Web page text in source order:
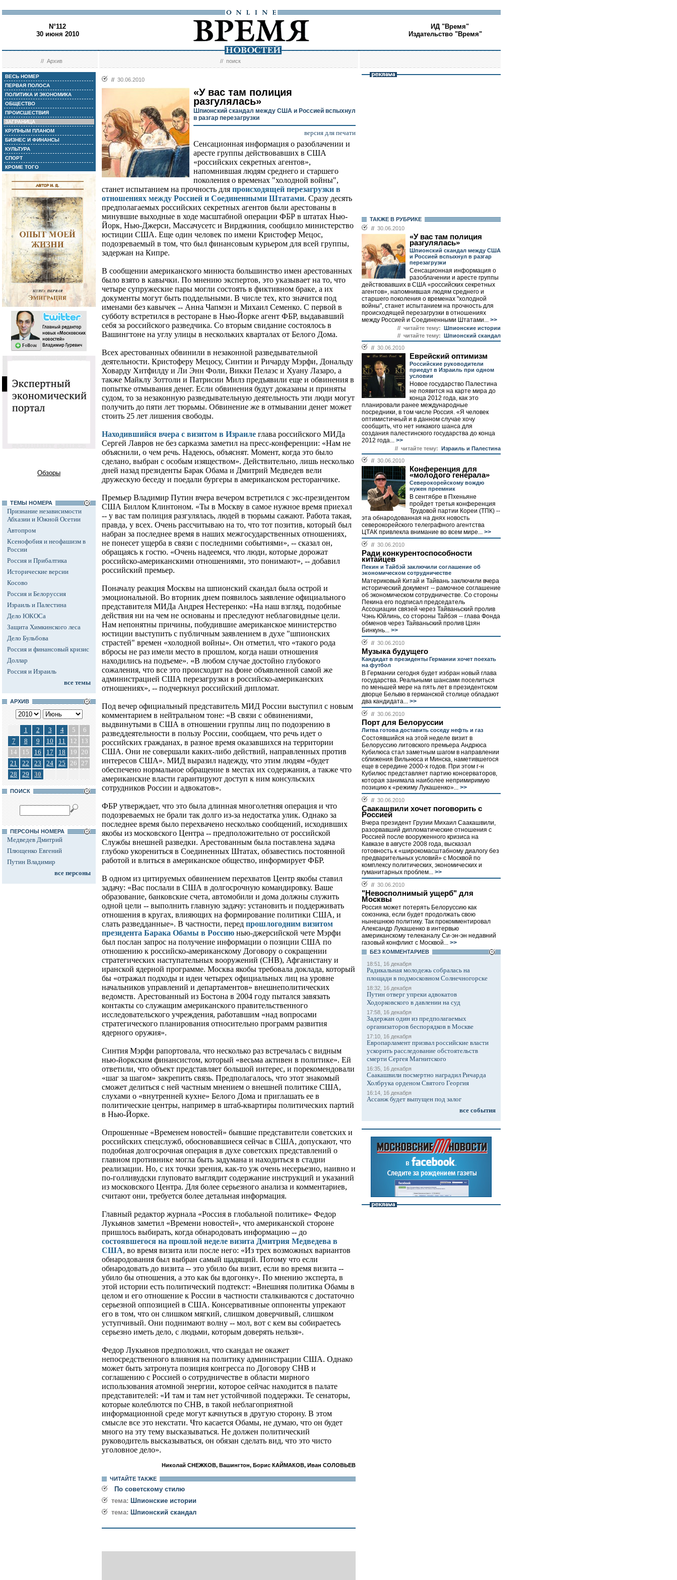
N°112
30 июня 2010
ИД "Время"
Издательство "Время"
//Архив //поиск
ВЕСЬ НОМЕР
ПЕРВАЯ ПОЛОСА
ПОЛИТИКА И ЭКОНОМИКА
ОБЩЕСТВО
ПРОИСШЕСТВИЯ
ЗАГРАНИЦА
КРУПНЫМ ПЛАНОМ
БИЗНЕС И ФИНАНСЫ
КУЛЬТУРА
СПОРТ
КРОМЕ ТОГО
Обзоры
ТЕМЫ НОМЕРА
Признание независимости
Абхазии и Южной Осетии
Автопром
Ксенофобия и неофашизм в
России
Россия и Прибалтика
Исторические версии
Косово
Россия и Белоруссия
Израиль и Палестина
Дело ЮКОСа
Защита Химкинского леса
Дело Бульбова
Россия и финансовый кризис
Доллар
Россия и Израиль
все темы
АРХИВ
1 2 3 4 5
6
7
8 9 10 11 12
13
14
15 16 17 18 19 20
21
22 23 24 25 26 27
28
29 30
ПОИСК
ПЕРСОНЫ НОМЕРА
Медведев Дмитрий
Плющенко Евгений
Путин Владимир
все персоны
// 30.06.2010
«У вас там полиция
разгулялась»
Шпионский скандал между США и Россией вспыхнул
в разгар перезагрузки
версия для печати
Сенсационная информация о разоблачении и
аресте группы действовавших в США
«российских секретных агентов»,
напомнившая людям среднего и старшего
поколения о временах "холодной войны",
станет испытанием на прочность для происходящей перезагрузки в
отношениях между Россией и Соединенными Штатами. Сразу десять
предполагаемых российских секретных агентов были арестованы в
минувшие выходные в ходе масштабной операции ФБР в штатах Нью-
Йорк, Нью-Джерси, Массачусетс и Вирджиния, сообщило министерство
юстиции США. Еще один человек по имени Кристофер Мецос,
подозреваемый в том, что был финансовым курьером для всей группы,
задержан на Кипре.
В сообщении американского минюста большинство имен арестованных
было взято в кавычки. По мнению экспертов, это указывает на то, что
четыре супружеские пары могли состоять в фиктивном браке, а их
документы могут быть поддельными. В числе тех, кто значится под
именами без кавычек -- Анна Чапмэн и Михаил Семенко. С первой в
субботу встретился в ресторане в Нью-Йорке агент ФБР, выдававший
себя за российского разведчика. Со вторым свидание состоялось в
Вашингтоне на углу улицы в нескольких кварталах от Белого Дома.
Всех арестованных обвинили в незаконной разведывательной
деятельности. Кристоферу Мецосу, Синтии и Ричарду Мэрфи, Дональду
Ховарду Хитфилду и Ли Энн Фоли, Викки Пелаэс и Хуану Лазаро, а
также Майклу Зоттоли и Патрисии Милз предъявили еще и обвинения в
попытке отмывания денег. Если обвинения будут доказаны и приняты
судом, то за незаконную разведывательную деятельность эти люди могут
получить до пяти лет тюрьмы. Обвинение же в отмывании денег может
стоить 25 лет лишения свободы.
Находившийся вчера с визитом в Израиле глава российского МИДа
Сергей Лавров не без сарказма заметил на пресс-конференции: «Нам не
объяснили, о чем речь. Надеюсь, объяснят. Момент, когда это было
сделано, выбран с особым изяществом». Действительно, лишь несколько
дней назад президенты Барак Обама и Дмитрий Медведев вели
дружескую беседу и поедали бургеры в американском ресторанчике.
Премьер Владимир Путин вчера вечером встретился с экс-президентом
США Биллом Клинтоном. «Ты в Москву в самое нужное время приехал
-- у вас там полиция разгулялась, людей в тюрьмы сажают. Работа такая,
правда, у всех. Очень рассчитываю на то, что тот позитив, который был
набран за последнее время в наших межгосударственных отношениях,
не понесет ущерба в связи с последними событиями», -- сказал он,
обращаясь к гостю. «Очень надеемся, что люди, которые дорожат
российско-американскими отношениями, это понимают», -- добавил
российский премьер.
Поначалу реакция Москвы на шпионский скандал была острой и
эмоциональной. Во вторник днем появилось заявление официального
представителя МИДа Андрея Нестеренко: «На наш взгляд, подобные
действия ни на чем не основаны и преследуют неблаговидные цели.
Нам непонятны причины, побудившие американское министерство
юстиции выступить с публичным заявлением в духе "шпионских
страстей" времен «холодной войны». Он отметил, что «такого рода
вбросы не раз имели место в прошлом, когда наши отношения
находились на подъеме». «В любом случае достойно глубокого
сожаления, что все это происходит на фоне объявленной самой же
администрацией США перезагрузки в российско-американских
отношениях», -- подчеркнул российский дипломат.
Под вечер официальный представитель МИД России выступил с новым
комментарием в нейтральном тоне: «В связи с обвинениями,
выдвинутыми в США в отношении группы лиц по подозрению в
разведдеятельности в пользу России, сообщаем, что речь идет о
российских гражданах, в разное время оказавшихся на территории
США. Они не совершали каких-либо действий, направленных против
интересов США». МИД выразил надежду, что этим людям «будет
обеспечено нормальное обращение в местах их содержания, а также что
американские власти гарантируют доступ к ним консульских
сотрудников России и адвокатов».
ФБР утверждает, что это была длинная многолетняя операция и что
подозреваемых не брали так долго из-за недостатка улик. Однако за
последнее время было перехвачено несколько сообщений, исходивших
якобы из московского Центра -- предположительно от российской
Службы внешней разведки. Арестованным была поставлена задача
глубоко укорениться в Соединенных Штатах, обзавестись постоянной
работой и влиться в американское общество, информирует ФБР.
В одном из цитируемых обвинением перехватов Центр якобы ставил
задачу: «Вас послали в США в долгосрочную командировку. Ваше
образование, банковские счета, автомобили и дома должны служить
одной цели -- выполнить главную задачу: установить и поддерживать
отношения в кругах, влияющих на формирование политики США, и
слать разведданные». В частности, перед прошлогодним визитом
президента Барака Обамы в Россию нью-джерсийской чете Мэрфи
был послан запрос на получение информации о позиции США по
отношению к российско-американскому Договору о сокращении
стратегических наступательных вооружений (СНВ), Афганистану и
иранской ядерной программе. Москва якобы требовала доклада, который
бы «отражал подходы и идеи четырех официальных лиц на уровне
начальников управлений и департаментов» внешнеполитических
ведомств. Арестованный из Бостона в 2004 году пытался завязать
контакты со служащим американского правительственного
исследовательского учреждения, работавшим «над вопросами
стратегического планирования относительно программ развития
ядерного оружия».
Синтия Мэрфи рапортовала, что несколько раз встречалась с видным
нью-йоркским финансистом, который «весьма активен в политике». Ей
ответили, что объект представляет большой интерес, и порекомендовали
«шаг за шагом» закрепить связь. Предполагалось, что этот знакомый
сможет делиться с ней частным мнением о внешней политике США,
слухами о «внутренней кухне» Белого Дома и приглашать ее в
политические центры, например в штаб-квартиры политических партий
в Нью-Йорке.
Опрошенные «Временем новостей» бывшие представители советских и
российских спецслужб, обосновавшиеся сейчас в США, допускают, что
подобная долгосрочная операция в духе советских представлений о
главном противнике могла быть задумана и находиться в стадии
реализации. Но, с их точки зрения, как-то уж очень несерьезно, наивно и
по-голливудски глуповато выглядит содержание инструкций и указаний
из московского Центра. Для более серьезного анализа и комментариев,
считают они, требуется более детальная информация.
Главный редактор журнала «Россия в глобальной политике» Федор
Лукьянов заметил «Времени новостей», что американской стороне
пришлось выбирать, когда обнародовать информацию -- до
состоявшегося на прошлой неделе визита Дмитрия Медведева в
США, во время визита или после него: «Из трех возможных вариантов
обнародования был выбран самый щадящий. Потому что если
обнародовать до визита -- это убило бы визит, если во время визита --
убило бы отношения, а это как бы вдогонку». По мнению эксперта, в
этой истории есть политический подтекст: «Внешняя политика Обамы в
целом и его отношение к России в частности сталкиваются с достаточно
серьезной оппозицией в США. Консервативные оппоненты упрекают
его в том, что он слишком мягкий, слишком доверчивый, слишком
уступчивый. Они поднимают волну -- мол, вот с кем вы собираетесь
серьезно иметь дело, с людьми, которым доверять нельзя».
Федор Лукьянов предположил, что скандал не окажет
непосредственного влияния на политику администрации США. Однако
может быть затронута позиция конгресса по Договору СНВ и
соглашению с Россией о сотрудничестве в области мирного
использования атомной энергии, которое сейчас находится в палате
представителей: «И там и там нет устойчивой поддержки. Те сенаторы,
которые колеблются по СНВ, в такой неблагоприятной
информационной среде могут качнуться в другую сторону. В этом
смысле все это некстати. Что касается Обамы, не думаю, что он будет
много на эту тему высказываться. Не должен политический
руководитель высказываться, он обязан сделать вид, что это чисто
уголовное дело».
Николай СНЕЖКОВ, Вашингтон, Борис КАЙМАКОВ, Иван СОЛОВЬЕВ
ЧИТАЙТЕ ТАКЖЕ
По советскому стилю
тема: Шпионские истории
тема: Шпионский скандал
ТАКЖЕ В РУБРИКЕ
// 30.06.2010
«У вас там полиция
разгулялась»
Шпионский скандал между США
и Россией вспыхнул в разгар
перезагрузки
Сенсационная информация о
разоблачении и аресте группы
действовавших в США «российских секретных
агентов», напомнившая людям среднего и
старшего поколения о временах "холодной
войны", станет испытанием на прочность для
происходящей перезагрузки в отношениях
между Россией и Соединенными Штатами... >>
// читайте тему: Шпионские истории
// читайте тему: Шпионский скандал
// 30.06.2010
Еврейский оптимизм
Российские руководители
приедут в Израиль при одном
условии
Новое государство Палестина
не появится на карте мира до
конца 2012 года, как это
планировали ранее международные
посредники, в том числе Россия. «Я человек
оптимистичный и в данном случае хочу
сообщить, что нет никакого шанса для
создания палестинского государства до конца
2012 года... >>
// читайте тему: Израиль и Палестина
// 30.06.2010
Конференция для
«молодого генерала»
Северокорейскому вождю
нужен преемник
В сентябре в Пхеньяне
пройдет третья конференция
Трудовой партии Кореи (ТПК) --
эта обнародованная на днях новость
северокорейского телеграфного агентства
ЦТАК привлекла внимание во всем мире... >>
// 30.06.2010
Ради конкурентоспособности
китайцев
Пекин и Тайбэй заключили соглашение об
экономическом сотрудничестве
Материковый Китай и Тайвань заключили вчера
исторический документ -- рамочное соглашение
об экономическом сотрудничестве. Со стороны
Пекина его подписал председатель
Ассоциации связей через Тайваньский пролив
Чэнь Юйлинь, со стороны Тайбэя -- глава Фонда
обменов через Тайваньский пролив Цзян
Бинкунь... >>
// 30.06.2010
Музыка будущего
Кандидат в президенты Германии хочет поехать
на футбол
В Германии сегодня будет избран новый глава
государства. Реальными шансами поселиться
по меньшей мере на пять лет в президентском
дворце Бельвю в германской столице обладают
два кандидата... >>
// 30.06.2010
Порт для Белоруссии
Литва готова доставить соседу нефть и газ
Состоявшийся на этой неделе визит в
Белоруссию литовского премьера Андрюса
Кубилюса стал заметным шагом в направлении
сближения Вильнюса и Минска, наметившегося
еще в середине 2000-х годов. При этом г-н
Кубилюс представляет партию консерваторов,
которая занимала наиболее непримиримую
позицию к «режиму Лукашенко»... >>
// 30.06.2010
Саакашвили хочет поговорить с
Россией
Вчера президент Грузии Михаил Саакашвили,
разорвавший дипломатические отношения с
Россией после вооруженного кризиса на
Кавказе в августе 2008 года, высказал
готовность к «широкомасштабному диалогу без
предварительных условий» с Москвой по
комплексу политических, экономических и
гуманитарных проблем... >>
// 30.06.2010
"Невосполнимый ущерб" для
Москвы
Россия может потерять Белоруссию как
союзника, если будет продолжать свою
нынешнюю политику. Так прокомментировал
Александр Лукашенко в интервью
американскому телеканалу Си-эн-эн недавний
газовый конфликт с Москвой... >>
БЕЗ КОМMЕНТАРИЕВ
18:51, 16 декабря
Радикальная молодежь собралась на
площади в подмосковном Солнечногорске
18:32, 16 декабря
Путин отверг упреки адвокатов
Ходорковского в давлении на суд
17:58, 16 декабря
Задержан один из предполагаемых
организаторов беспорядков в Москве
17:10, 16 декабря
Европарламент призвал российские власти
ускорить расследование обстоятельств
смерти Сергея Магнитского
16:35, 16 декабря
Саакашвили посмертно наградил Ричарда
Холбрука орденом Святого Георгия
16:14, 16 декабря
Ассанж будет выпущен под залог
все события